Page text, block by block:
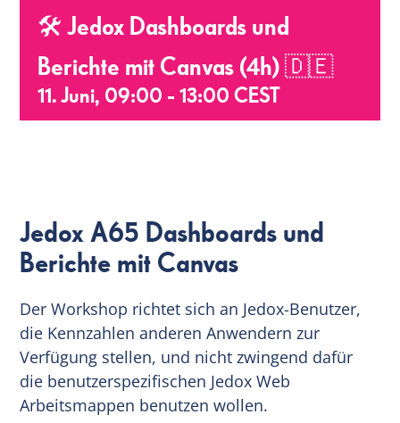
🛠 Jedox Dashboards und
Berichte mit Canvas (4h) 🇩🇪
11. Juni, 09:00 -13:00CEST
Jedox A65 Dashboards und
Berichte mit Canvas
Der Workshop richtet sich an Jedox-Benutzer,
die Kennzahlen anderen Anwendern zur
Verfügung stellen, und nicht zwingend dafür
die benutzerspezifischen Jedox Web
Arbeitsmappen benutzen wollen.